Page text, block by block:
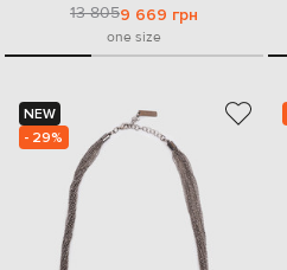
13 8059 669 грн
one size
NEW
- 29%